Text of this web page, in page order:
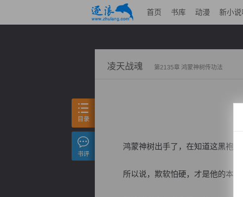
首页 书库 动漫 新小说
凌天战魂 第2135章 鸿蒙神树传功法
小
鸿蒙神树出手了，在知道这黑袍人
所以说，欺软怕硬，才是他的本质
目录
书评